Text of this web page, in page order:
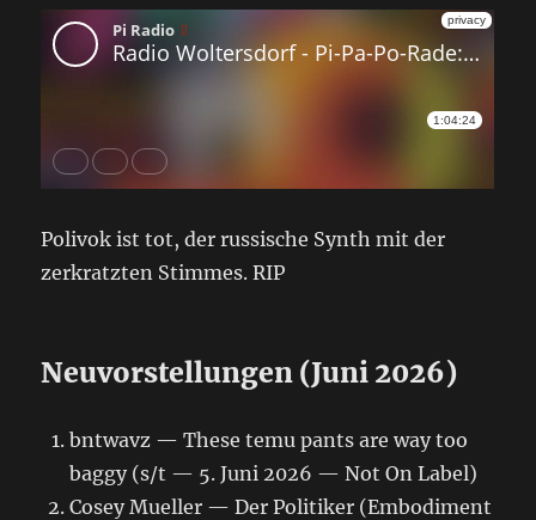
Polivok ist tot, der russische Synth mit der
zerkratzten Stimmes. RIP
Neuvorstellungen (Juni 2026)
bntwavz — These temu pants are way too
baggy (s/t — 5. Juni 2026 — Not On Label)
Cosey Mueller — Der Politiker (Embodiment